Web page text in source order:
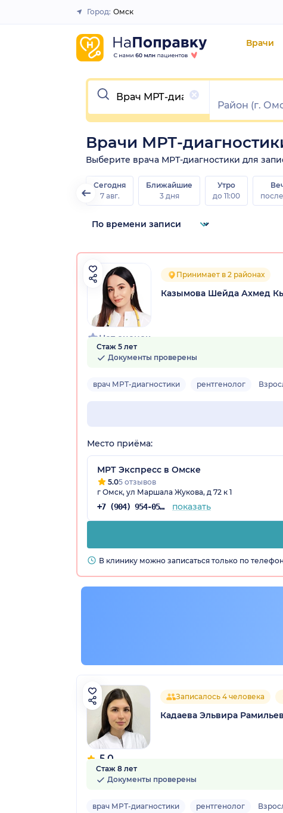
Закрыть
Город: Омск
Врачи
Очистить
Врачи МРТ-
Выберите врача МРТ-диагностики для
Сегодня
7 авг.
Ближайшие
3 дня
Утро
до 11:00
Нет оценок
Принимает в 2 районах
Казымова Шейда Ахмед
Стаж 5 лет
Документы проверены
врач МРТ-диагностики рентгенолог
Место приёма:
МРТ Экспресс в Омске
5.05 отзывов
г Омск, ул Маршала Жукова, д 72 к 1
+7 (904) 954-05-62 показать
В клинику можно записаться только по
5.0
2 отзыва
Записалось 4 человека
Кадаева Эльвира
Стаж 8 лет
Документы проверены
врач МРТ-диагностики рентгенолог